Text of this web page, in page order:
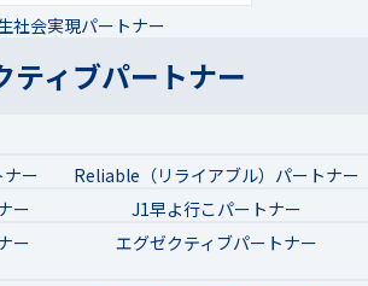
社会実現パートナー
ティブパートナー
ー Reliable（リライアブル）パートナー
ー J1早よ行こパートナー
ー エグゼクティブパートナー